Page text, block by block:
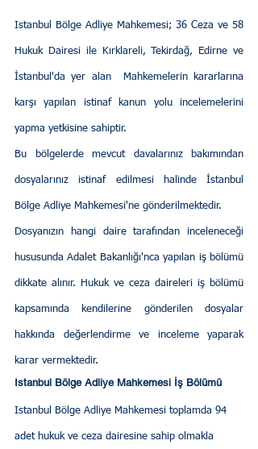
Istanbul Bölge Adliye Mahkemesi; 36 Ceza ve 58
Hukuk Dairesi ile Kırklareli, Tekirdağ, Edirne ve
İstanbul'da yer alan  Mahkemelerin kararlarına
karşı yapılan istinaf kanun yolu incelemelerini
yapma yetkisine sahiptir.
Bu bölgelerde mevcut davalarınız bakımından
dosyalarınız istinaf edilmesi halinde İstanbul
Bölge Adliye Mahkemesi'ne gönderilmektedir.
Dosyanızın hangi daire tarafından inceleneceği
hususunda Adalet Bakanlığı'nca yapılan iş bölümü
dikkate alınır. Hukuk ve ceza daireleri iş bölümü
kapsamında kendilerine gönderilen dosyalar
hakkında değerlendirme ve inceleme yaparak
karar vermektedir.
Istanbul Bölge Adliye Mahkemesi İş Bölümü
Istanbul Bölge Adliye Mahkemesi toplamda 94
adet hukuk ve ceza dairesine sahip olmakla